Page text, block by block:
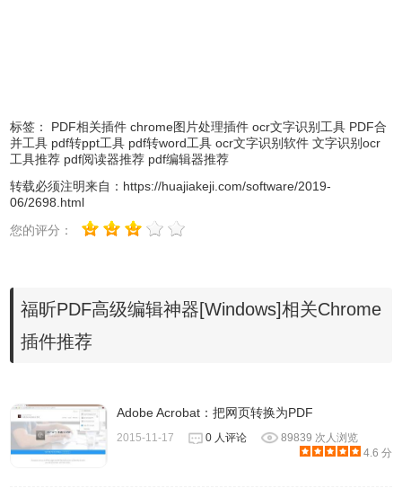
创建与转换PDF文档
文档布局优化
支持OCR识别
在多平台中协作与共享审阅文档
支持显示包含表单数据的二维条形码
标签： PDF相关插件 chrome图片处理插件 ocr文字识别工具 PDF合
并工具 pdf转ppt工具 pdf转word工具 ocr文字识别软件 文字识别ocr
工具推荐 pdf阅读器推荐 pdf编辑器推荐
转载必须注明来自： https://huajiakeji.com/software/2019-
06/2698.html
您的评分：
福昕PDF高级编辑神器[Windows]相关Chrome
插件推荐
Adobe Acrobat：把网页转换为PDF
2015-11-17 0 人评论
89839 次人浏览
4.6 分